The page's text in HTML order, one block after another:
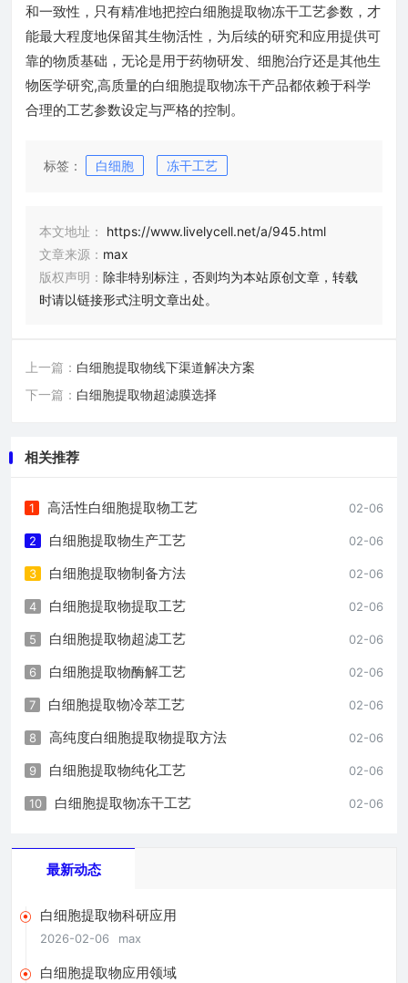
和一致性，只有精准地把控白细胞提取物冻干工艺参数，才
能最大程度地保留其生物活性，为后续的研究和应用提供可
靠的物质基础，无论是用于药物研发、细胞治疗还是其他生
物医学研究,高质量的白细胞提取物冻干产品都依赖于科学
合理的工艺参数设定与严格的控制。
标签： 白细胞 冻干工艺
本文地址：
https://www.livelycell.net/a/945.html
文章来源： max
版权声明： 除非特别标注，否则均为本站原创文章，转载
时请以链接形式注明文章出处。
上一篇： 白细胞提取物线下渠道解决方案
下一篇： 白细胞提取物超滤膜选择
相关推荐
02-06
1 高活性白细胞提取物工艺
02-06
2 白细胞提取物生产工艺
02-06
3 白细胞提取物制备方法
02-06
4 白细胞提取物提取工艺
02-06
5 白细胞提取物超滤工艺
02-06
6 白细胞提取物酶解工艺
02-06
7 白细胞提取物冷萃工艺
02-06
8 高纯度白细胞提取物提取方法
02-06
9 白细胞提取物纯化工艺
02-06
10 白细胞提取物冻干工艺
最新动态
白细胞提取物科研应用
2026-02-06 max
白细胞提取物应用领域